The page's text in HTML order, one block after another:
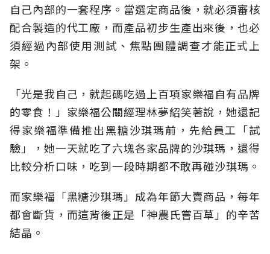
自己內部的一套程序。當選定商品後，就必須審核
配合製造的代工廠，而產品初步生產出來後，也必
須經過內部使用測試、焦點團體調查才能正式上
架。
「光是我自己，就起碼吃過上百項家樂福自有品牌
的零食！」家樂福公關經理林夢紹笑著說，她還記
得家樂福準備推出黑糖沙琪瑪前，先給員工「試
驗」，她一天就吃了六塊各家品牌的沙琪瑪，還得
比較分析口味，吃到一段時期都不敢再碰沙琪瑪。
而家樂福「黑糖沙琪瑪」成為年節大賣商品，每年
都會斷貨，而這背後正是「神農氏嘗百草」的辛苦
結晶。